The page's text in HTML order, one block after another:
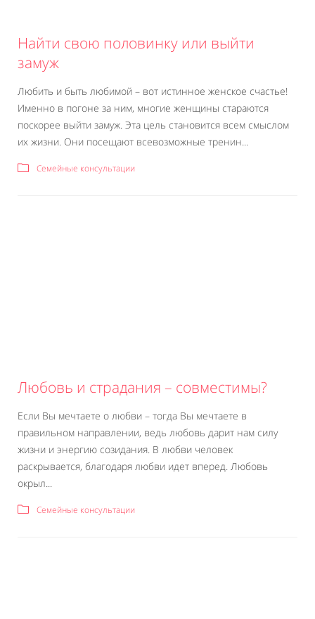
Найти свою половинку или выйти
замуж
Любить и быть любимой – вот истинное женское счастье!
Именно в погоне за ним, многие женщины стараются
поскорее выйти замуж. Эта цель становится всем смыслом
их жизни. Они посещают всевозможные тренин...
Семейные консультации
Любовь и страдания – совместимы?
Если Вы мечтаете о любви – тогда Вы мечтаете в
правильном направлении, ведь любовь дарит нам силу
жизни и энергию созидания. В любви человек
раскрывается, благодаря любви идет вперед. Любовь
окрыл...
Семейные консультации